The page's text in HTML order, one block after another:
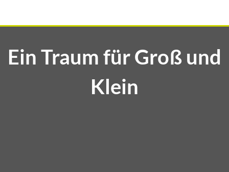
Ein Traum für Groß und
Klein